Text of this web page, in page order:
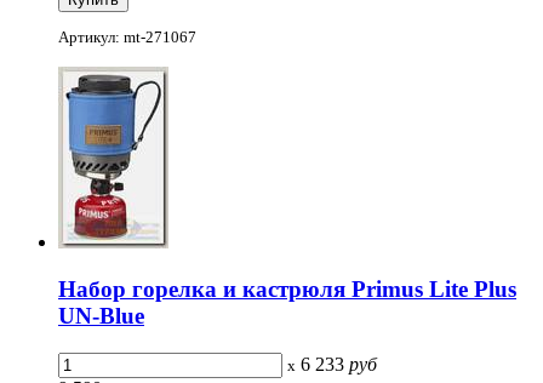
Артикул: mt-271067
Набор горелка и кастрюля Primus Lite Plus
UN-Blue
x 6 233 руб